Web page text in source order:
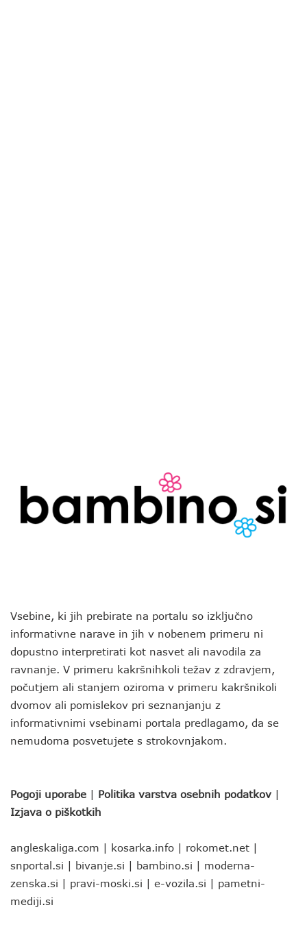
Vsebine, ki jih prebirate na portalu so izključno
informativne narave in jih v nobenem primeru ni
dopustno interpretirati kot nasvet ali navodila za
ravnanje. V primeru kakršnihkoli težav z zdravjem,
počutjem ali stanjem oziroma v primeru kakršnikoli
dvomov ali pomislekov pri seznanjanju z
informativnimi vsebinami portala predlagamo, da se
nemudoma posvetujete s strokovnjakom.
Pogoji uporabe | Politika varstva osebnih podatkov |
Izjava o piškotkih
angleskaliga.com | kosarka.info | rokomet.net |
snportal.si | bivanje.si | bambino.si | moderna-
zenska.si | pravi-moski.si | e-vozila.si | pametni-
mediji.si